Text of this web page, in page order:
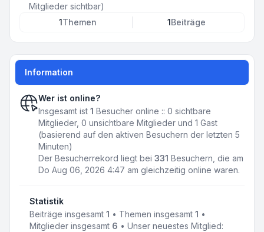
Mitglieder sichtbar)
1Themen 1Beiträge
Information
Wer ist online?
Insgesamt ist 1 Besucher online :: 0 sichtbare
Mitglieder, 0 unsichtbare Mitglieder und 1 Gast
(basierend auf den aktiven Besuchern der letzten 5
Minuten)
Der Besucherrekord liegt bei 331 Besuchern, die am
Do Aug 06, 2026 4:47 am gleichzeitig online waren.
Statistik
Beiträge insgesamt1 • Themen insgesamt1 •
Mitglieder insgesamt 6 • Unser neuestes Mitglied: